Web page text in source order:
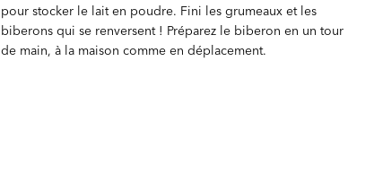
pour stocker le lait en poudre. Fini les grumeaux et les
biberons qui se renversent ! Préparez le biberon en un tour
de main, à la maison comme en déplacement.